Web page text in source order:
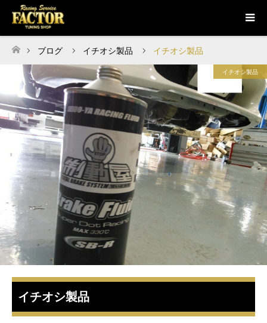
ホーム
ブログ イチオシ製品 イチオシ製品
イチオシ製品
イチオシ製品